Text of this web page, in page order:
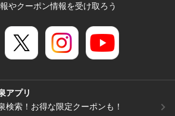
やクーポン情報を受け取ろう
アプリ
検索！お得な限定クーポンも！